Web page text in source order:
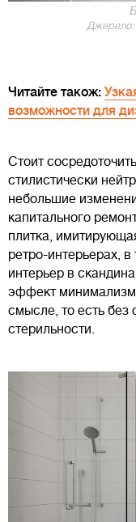
Джерело:
Читайте також:
возможности для
Стоит
стилистически
небольшие
капитального
плитка,
ретро-интерьерах,
интерьер в
эффект
смысле, то есть
стерильности.